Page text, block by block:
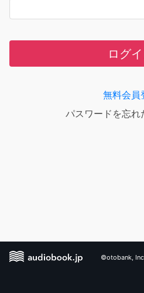
ログ
無料会員
パスワードを忘れ
©otobank,